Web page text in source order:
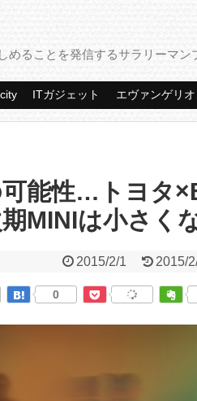
ることを発信するサラリーマン
ITガジェット エヴァンゲリオ
能性…トヨタ
MINIは小さく
2015/2/1 2015/
0